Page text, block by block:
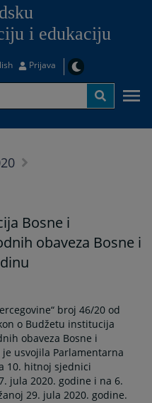
i edukaciju
Prijava
Bosne i
obaveza Bosne i
broj 46/20 od
o Budžetu institucija
obaveza Bosne i
usvojila Parlamentarna
10. hitnoj sjednici
jula 2020. godine i na 6.
29. jula 2020. godine.